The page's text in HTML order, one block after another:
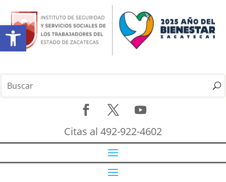
Abrir barra de herramientas
Citas al 492-922-4602